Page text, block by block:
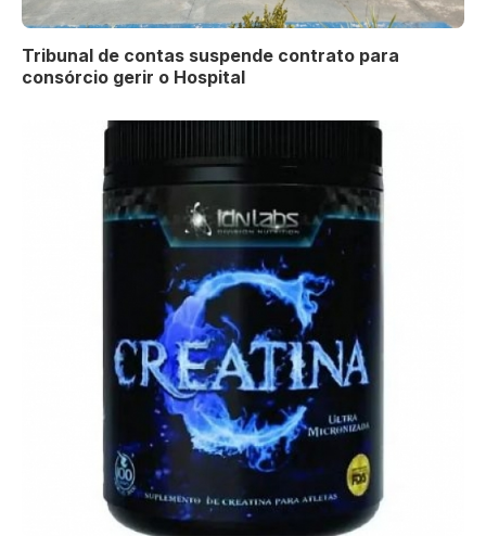
Tribunal de contas suspende contrato para
consórcio gerir o Hospital